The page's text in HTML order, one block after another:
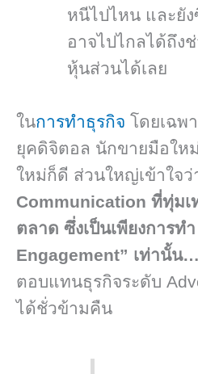
หนีไปไหน และยั
อาจไปไกลได้ถึง
หุ้นส่วนได้เลย
ในการทำธุรกิจ โดยเฉพ
ยุคดิจิตอล นักขายมือให
ใหม่ก็ดี ส่วนใหญ่เข้าใจว่
Communication ที่ทุ่มเ
ตลาด ซึ่งเป็นเพียงการทำ
Engagement” เท่านั้น…
ตอบแทนธุรกิจระดับ
ได้ชั่วข้ามคืน